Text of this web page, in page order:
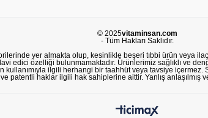
© 2025vitaminsan.com
- Tüm Hakları Saklıdır.
yer almakta olup, kesinlikle beşeri tıbbi ürün veya
edici özelliği bulunmamaktadır. Ürünlerimiz sağlıklı ve
ilgili herhangi bir taahhüt veya tavsiye içermez.
patentli haklar ilgili hak sahiplerine aittir. Yanlış anlaşılmış